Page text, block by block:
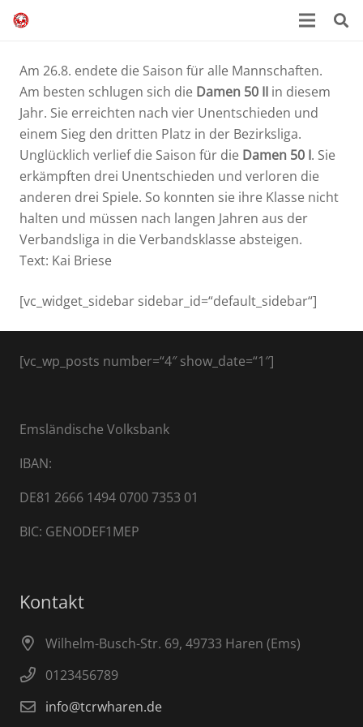
Am 26.8. endete die Saison für alle Mannschaften.
Am besten schlugen sich die Damen 50 II in diesem
Jahr. Sie erreichten nach vier Unentschieden und
einem Sieg den dritten Platz in der Bezirksliga.
Unglücklich verlief die Saison für die Damen 50 I. Sie
erkämpften drei Unentschieden und verloren die
anderen drei Spiele. So konnten sie ihre Klasse nicht
halten und müssen nach langen Jahren aus der
Verbandsliga in die Verbandsklasse absteigen.
Text: Kai Briese
[vc_widget_sidebar sidebar_id=“default_sidebar“]
[vc_wp_posts number=“4″ show_date=“1″]
Emsländische Volksbank
IBAN:
DE81 2666 1494 0700 7353 01
BIC: GENODEF1MEP
Kontakt
Wilhelm-Busch-Str. 69, 49733 Haren (Ems)
0123456789
info@tcrwharen.de